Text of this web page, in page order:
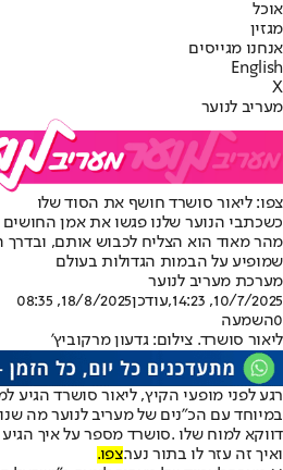
אוכל
מגזין
אנחנו מגייסים
English
X
מעריב לנוער
צפו: ליאור סושרד חושף את הסוד שלו
כשכתבי הנוער שלנו פגשו את אמן
מהר מאוד הוא הצליח לכבוש אותם, ובדרך
שמופיע על הבמות הגדולות בעולם
מערכת מעריב לנוער
10/7/2025, 14:23
,עודכן18/8/2025, 08:35
0השמעה
ליאור סושרד. צילום: גדעון מרקוביץ'
רגע לפני מופעי הקיץ, ליאור סושרד הגיע
במיוחד עם הכ״נים של מעריב לנוער מה
דווקא למוח שלו .סושרד מספר על איך
ואיך זה עזר לו בתור נער.צפו.